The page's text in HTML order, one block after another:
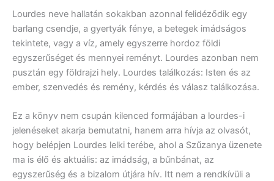
mennyiség
Lourdes neve hallatán sokakban azonnal felidéződik egy
barlang csendje, a gyertyák fénye, a betegek imádságos
tekintete, vagy a víz, amely egyszerre hordoz földi
egyszerűséget és mennyei reményt. Lourdes azonban nem
pusztán egy földrajzi hely. Lourdes találkozás: Isten és az
ember, szenvedés és remény, kérdés és válasz találkozása.
Ez a könyv nem csupán kilenced formájában a lourdes-i
jelenéseket akarja bemutatni, hanem arra hívja az olvasót,
hogy belépjen Lourdes lelki terébe, ahol a Szűzanya üzenete
ma is élő és aktuális: az imádság, a bűnbánat, az
egyszerűség és a bizalom útjára hív. Itt nem a rendkívüli a